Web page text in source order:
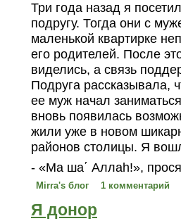
Три года назад я
подругу. Тогда они с
маленькой квартирке
его родителей. После
виделись, а связь
Подруга рассказывала,
ее муж начал
вновь появилась
жили уже в новом
районов столицы. Я
- «Ма ша΄ Аллаh!»,
Mirra's блог 1 комментарий
Я донор